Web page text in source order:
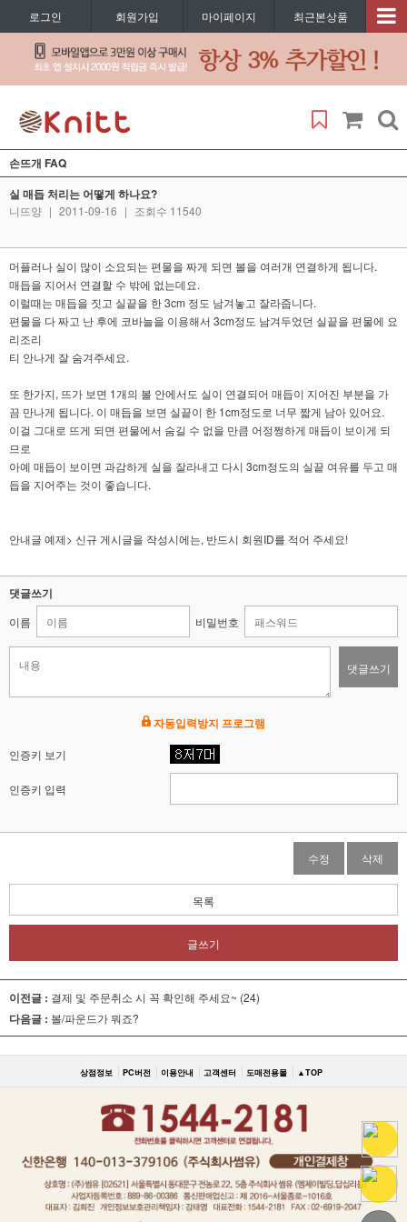
로그인 회원가입 마이페이지 최근본상품
손뜨개 FAQ
실 매듭 처리는 어떻게 하나요?
니뜨양 | 2011-09-16 | 조회수 11540
머플러나 실이 많이 소요되는 편물을 짜게 되면 볼을 여러개 연결하게 됩니다.
매듭을 지어서 연결할 수 밖에 없는데요.
이럴때는 매듭을 짓고 실끝을 한 3cm 정도 남겨놓고 잘라줍니다.
편물을 다 짜고 난 후에 코바늘을 이용해서 3cm정도 남겨두었던 실끝을 편물에 요
리조리
티 안나게 잘 숨겨주세요.
또 한가지, 뜨가 보면 1개의 볼 안에서도 실이 연결되어 매듭이 지어진 부분을 가
끔 만나게 됩니다. 이 매듭을 보면 실끝이 한 1cm정도로 너무 짧게 남아 있어요.
이걸 그대로 뜨게 되면 편물에서 숨길 수 없을 만큼 어정쩡하게 매듭이 보이게 되
므로
아예 매듭이 보이면 과감하게 실을 잘라내고 다시 3cm정도의 실끝 여유를 두고 매
듭을 지어주는 것이 좋습니다.
안내글 예제> 신규 게시글을 작성시에는, 반드시 회원ID를 적어 주세요!
댓글쓰기
이름 비밀번호
댓글쓰기
자동입력방지 프로그램
인증키 보기
인증키 입력
수정 삭제
목록
글쓰기
이전글 : 결제 및 주문취소 시 꼭 확인해 주세요~ (24)
다음글 : 볼/파운드가 뭐죠?
상점정보 PC버전 이용안내 고객센터 도매전용몰 ▲TOP